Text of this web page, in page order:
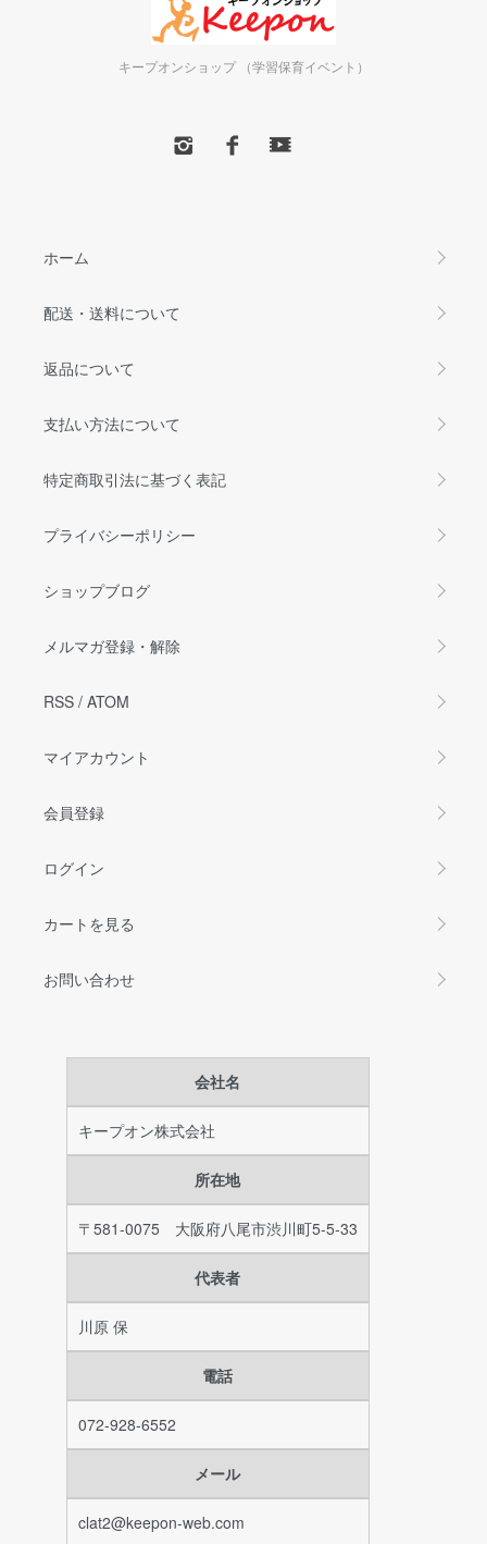
キープオンショップ （学習保育イベント）
ホーム
配送・送料について
返品について
支払い方法について
特定商取引法に基づく表記
プライバシーポリシー
ショップブログ
メルマガ登録・解除
RSS / ATOM
マイアカウント
会員登録
ログイン
カートを見る
お問い合わせ
会社名
キープオン株式会社
所在地
〒581-0075 大阪府八尾市渋川町5-5-33
代表者
川原 保
電話
072-928-6552
メール
clat2@keepon-web.com